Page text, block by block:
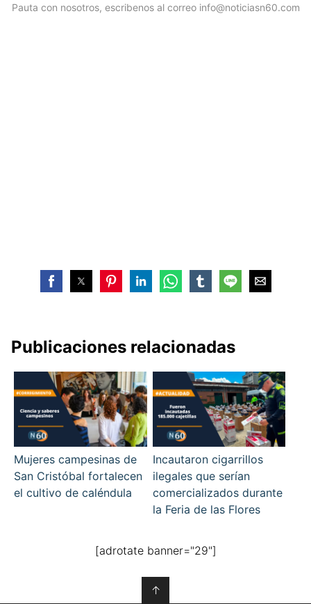
Pauta con nosotros, escribenos al correo info@noticiasn60.com
Publicaciones relacionadas
Mujeres campesinas de
San Cristóbal fortalecen
el cultivo de caléndula
Incautaron cigarrillos
ilegales que serían
comercializados durante
la Feria de las Flores
[adrotate banner="29"]
↑